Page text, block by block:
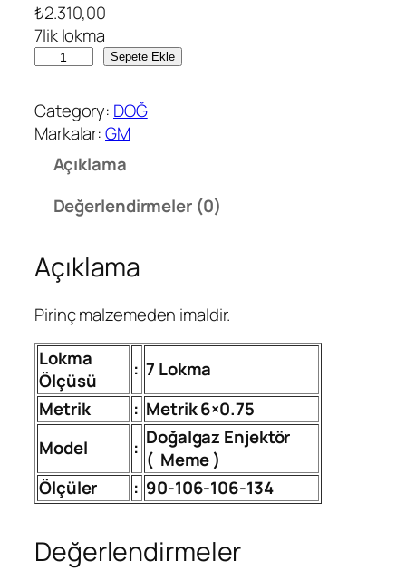
₺2.310,00
7lik lokma
0
T
L
o
k
a
D
o
ğ
a
g
a
D
Sepete Ekle
Category: DOĞ
Markalar:GM
Açıklama
Değerlendirmeler (0)
Açıklama
Pirinç malzemeden imaldir.
Lokma
Ölçüsü
: 7 Lokma
Metrik
: Metrik 6×0.75
Model
: Doğalgaz Enjektör
( Meme )
Ölçüler
: 90-106-106-134
Değerlendirmeler